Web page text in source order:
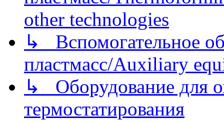
other technologies
↳ Вспомогательное
пластмасс/Auxiliary
↳ Оборудование для
термостатирования